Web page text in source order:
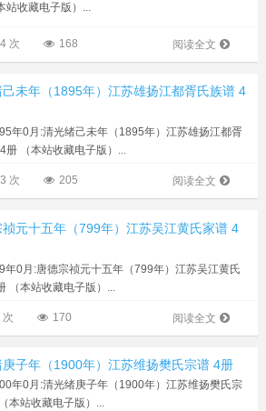
站收藏电子版）...
阅读全文
次 168
未年（1895年）江苏雄扬江都胥氏族谱 4
年0月:清光绪己未年（1895年）江苏雄扬江都胥
册 （本站收藏电子版）...
阅读全文
次 205
祯元十五年（799年）江苏吴江黄氏家谱 4
年0月:唐德宗祯元十五年（799年）江苏吴江黄氏
（本站收藏电子版）...
阅读全文
次 170
子年（1900年）江苏维扬樊氏宗谱 4册
年0月:清光绪庚子年（1900年）江苏维扬樊氏宗
本站收藏电子版）...